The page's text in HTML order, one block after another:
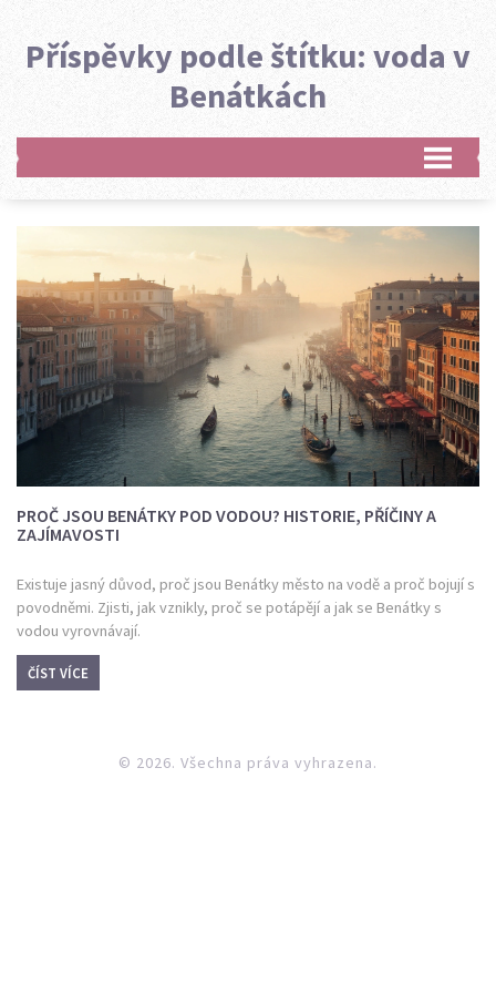
Příspěvky podle štítku: voda v
Benátkách
PROČ JSOU BENÁTKY POD VODOU? HISTORIE, PŘÍČINY A
ZAJÍMAVOSTI
Existuje jasný důvod, proč jsou Benátky město na vodě a proč bojují s
povodněmi. Zjisti, jak vznikly, proč se potápějí a jak se Benátky s
vodou vyrovnávají.
ČÍST VÍCE
© 2026. Všechna práva vyhrazena.